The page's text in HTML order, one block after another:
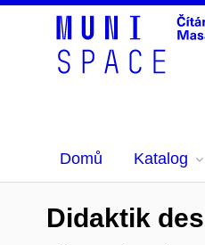
Domů Katalog
Didaktik